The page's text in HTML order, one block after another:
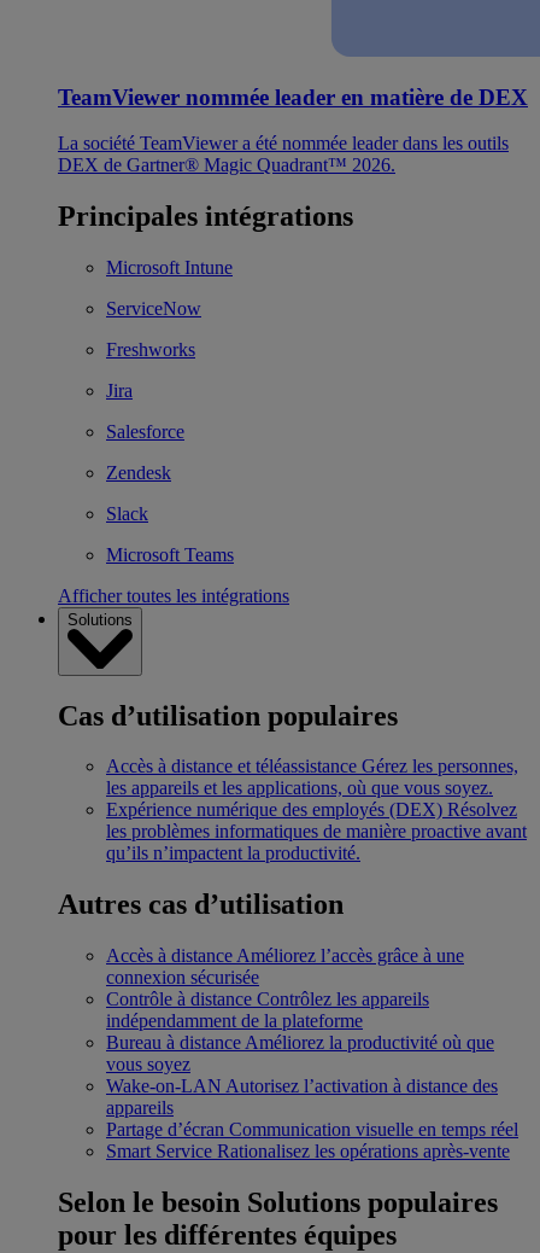
TeamViewer nommée leader en matière de DEX
La société TeamViewer a été nommée leader dans les outils
DEX de Gartner® Magic Quadrant™ 2026.
Principales intégrations
Microsoft Intune
ServiceNow
Freshworks
Jira
Salesforce
Zendesk
Slack
Microsoft Teams
Afficher toutes les intégrations
Solutions
Cas d’utilisation populaires
Accès à distance et téléassistance Gérez les personnes,
les appareils et les applications, où que vous soyez.
Expérience numérique des employés (DEX) Résolvez
les problèmes informatiques de manière proactive avant
qu’ils n’impactent la productivité.
Autres cas d’utilisation
Accès à distance Améliorez l’accès grâce à une
connexion sécurisée
Contrôle à distance Contrôlez les appareils
indépendamment de la plateforme
Bureau à distance Améliorez la productivité où que
vous soyez
Wake-on-LAN Autorisez l’activation à distance des
appareils
Partage d’écran Communication visuelle en temps réel
Smart Service Rationalisez les opérations après-vente
Selon le besoin Solutions populaires
pour les différentes équipes